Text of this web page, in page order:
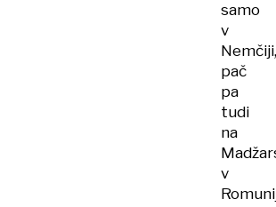
samo
v
Nemčiji,
pač
pa
tudi
na
v